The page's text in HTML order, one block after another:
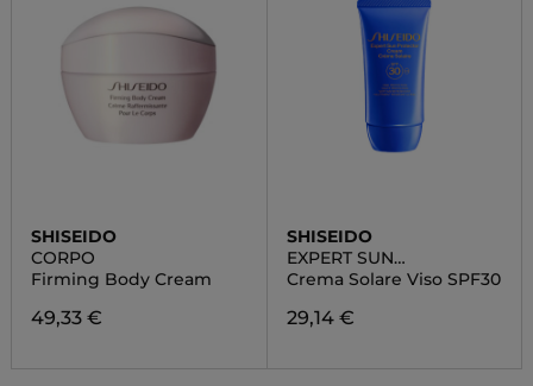
SHISEIDO
CORPO
Firming Body Cream
49,33 €
SHISEIDO
EXPERT SUN
PROTECTOR
Crema Solare Viso SPF30
29,14 €